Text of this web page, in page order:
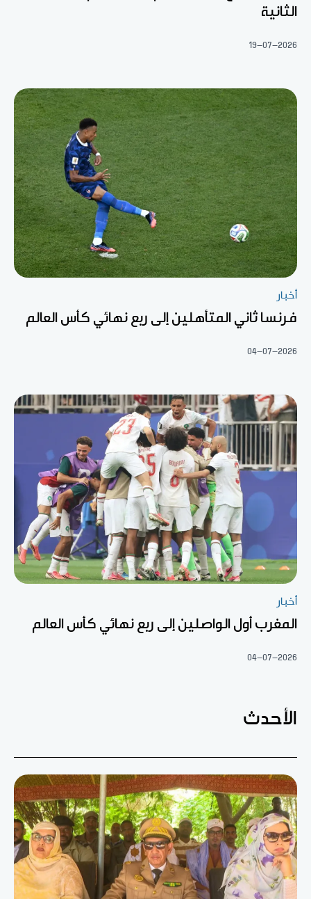
الثانية
19-07-2026
أخبار
فرنسا ثاني المتأهلين إلى ربع نهائي كأس العالم
04-07-2026
أخبار
المغرب أول الواصلين إلى ربع نهائي كأس العالم
04-07-2026
الأحدث